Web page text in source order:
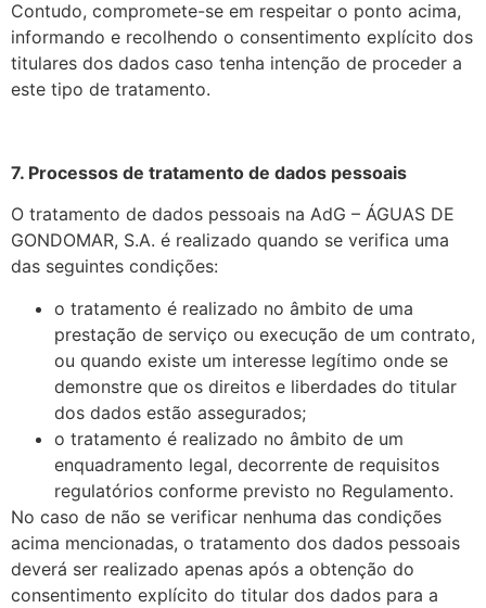
Contudo, compromete-se em respeitar o ponto acima,
informando e recolhendo o consentimento explícito dos
titulares dos dados caso tenha intenção de proceder a
este tipo de tratamento.
7. Processos de tratamento de dados pessoais
O tratamento de dados pessoais na AdG – ÁGUAS DE
GONDOMAR, S.A. é realizado quando se verifica uma
das seguintes condições:
o tratamento é realizado no âmbito de uma
prestação de serviço ou execução de um contrato,
ou quando existe um interesse legítimo onde se
demonstre que os direitos e liberdades do titular
dos dados estão assegurados;
o tratamento é realizado no âmbito de um
enquadramento legal, decorrente de requisitos
regulatórios conforme previsto no Regulamento.
No caso de não se verificar nenhuma das condições
acima mencionadas, o tratamento dos dados pessoais
deverá ser realizado apenas após a obtenção do
consentimento explícito do titular dos dados para a